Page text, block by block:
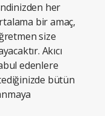
her
bir amaç,
size
Akıcı
edenlere
bütün